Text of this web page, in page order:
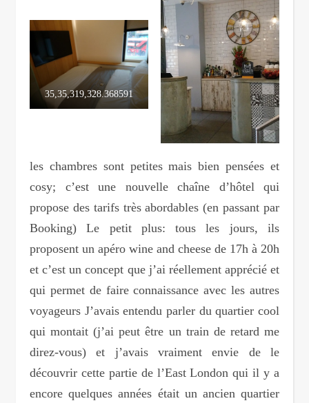
35,35,319,328.368591
les chambres sont petites mais bien pensées et
cosy; c’est une nouvelle chaîne d’hôtel qui
propose des tarifs très abordables (en passant par
Booking) Le petit plus: tous les jours, ils
proposent un apéro wine and cheese de 17h à 20h
et c’est un concept que j’ai réellement apprécié et
qui permet de faire connaissance avec les autres
voyageurs J’avais entendu parler du quartier cool
qui montait (j’ai peut être un train de retard me
direz-vous) et j’avais vraiment envie de le
découvrir cette partie de l’East London qui il y a
encore quelques années était un ancien quartier